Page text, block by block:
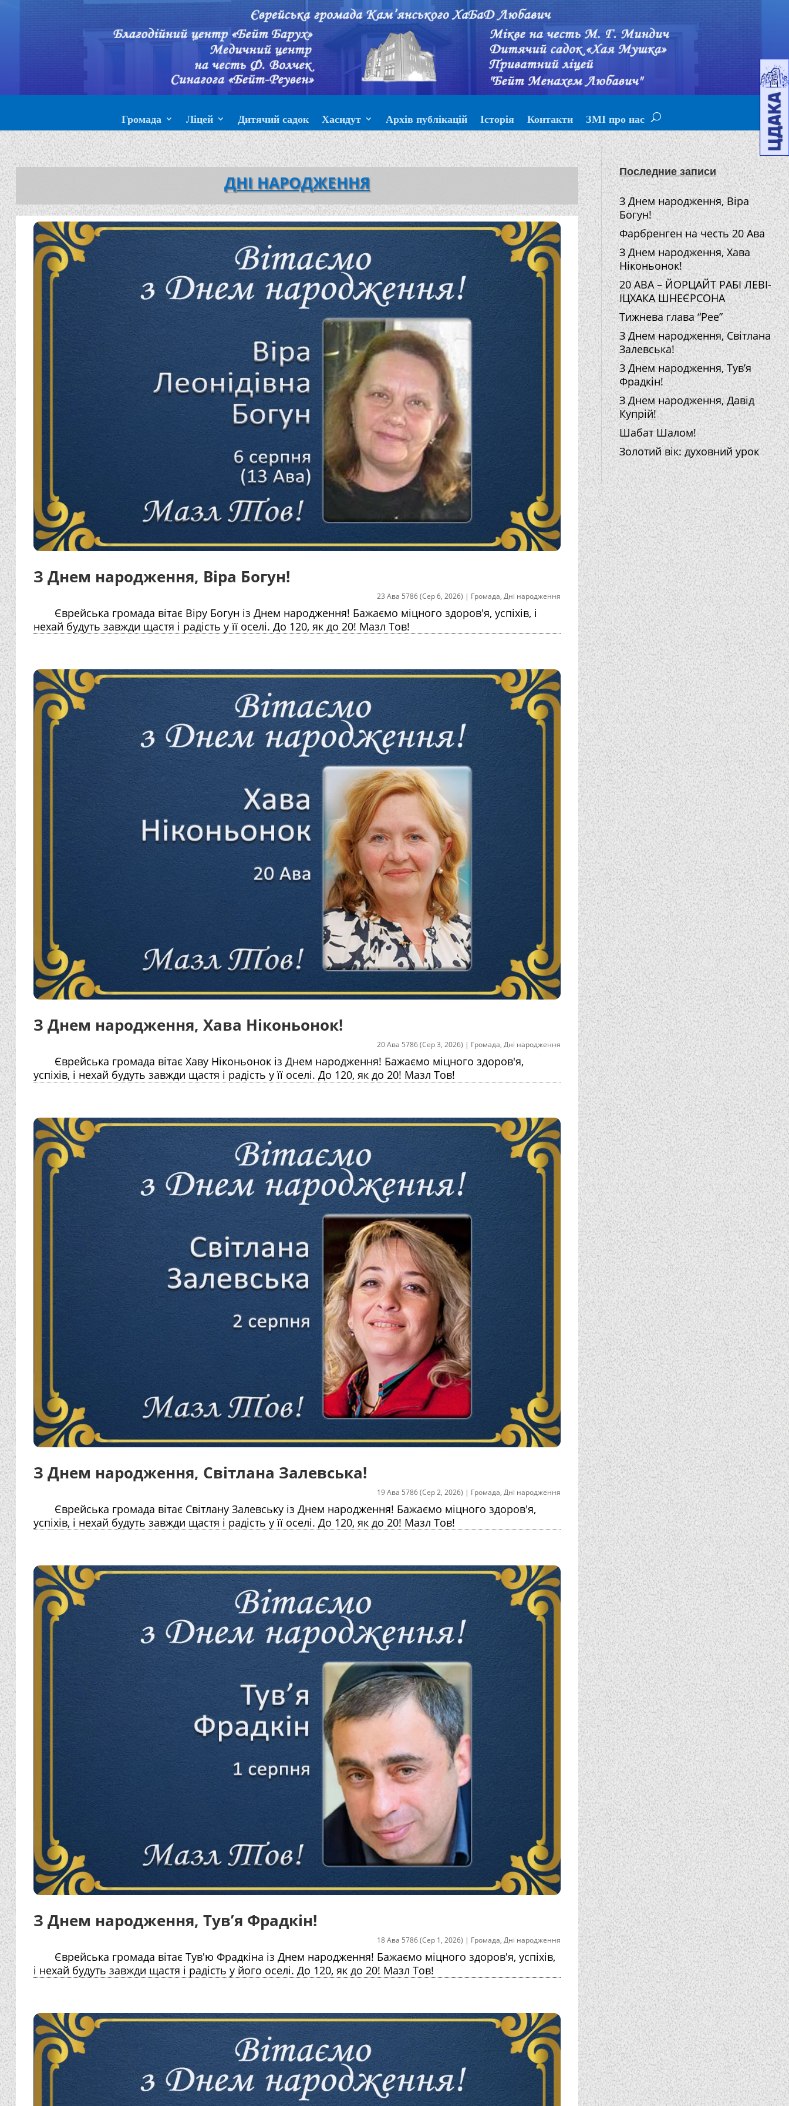
Громада Ліцей Дитячий садок Хасидут Архів публікацій Історія Контакти ЗМІ про нас
ДНІ НАРОДЖЕННЯ
З Днем народження, Віра Богун!
23 Ава 5786 (Сер 6, 2026) | Громада, Дні народження
Єврейська громада вітає Віру Богун із Днем народження! Бажаємо міцного здоров'я, успіхів, і
нехай будуть завжди щастя і радість у її оселі. До 120, як до 20! Мазл Тов!
З Днем народження, Хава Ніконьонок!
20 Ава 5786 (Сер 3, 2026) | Громада, Дні народження
Єврейська громада вітає Хаву Ніконьонок із Днем народження! Бажаємо міцного здоров'я,
успіхів, і нехай будуть завжди щастя і радість у її оселі. До 120, як до 20! Мазл Тов!
З Днем народження, Світлана Залевська!
19 Ава 5786 (Сер 2, 2026) | Громада, Дні народження
Єврейська громада вітає Світлану Залевську із Днем народження! Бажаємо міцного здоров'я,
успіхів, і нехай будуть завжди щастя і радість у її оселі. До 120, як до 20! Мазл Тов!
З Днем народження, Тув’я Фрадкін!
18 Ава 5786 (Сер 1, 2026) | Громада, Дні народження
Єврейська громада вітає Тув'ю Фрадкіна із Днем народження! Бажаємо міцного здоров'я, успіхів,
і нехай будуть завжди щастя і радість у його оселі. До 120, як до 20! Мазл Тов!
Последние записи
З Днем народження, Віра
Богун!
Фарбренген на честь 20 Ава
З Днем народження, Хава
Ніконьонок!
20 АВА – ЙОРЦАЙТ РАБІ ЛЕВІ-
ІЦХАКА ШНЕЄРСОНА
Тижнева глава “Рее”
З Днем народження, Світлана
Залевська!
З Днем народження, Тув’я
Фрадкін!
З Днем народження, Давід
Купрій!
Шабат Шалом!
Золотий вік: духовний урок